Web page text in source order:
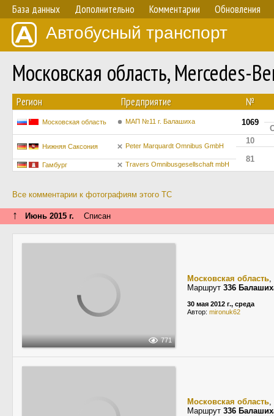
База данных Дополнительно Комментарии Обновления
Автобусный транспорт
Московская область, Mercedes-
Регион Предприятие №
Московская область МАП №11 г. Балашиха 1069
Нижняя Саксония Peter Marquardt Omnibus GmbH
10
81
Гамбург Travers Omnibusgesellschaft mbH
Все комментарии к фотографиям этого ТС
↑ Июнь 2015 г. Списан
771
Московская область,
Маршрут 336
30 мая 2012 г., среда
Автор: mironuk62
Московская область,
Маршрут 336